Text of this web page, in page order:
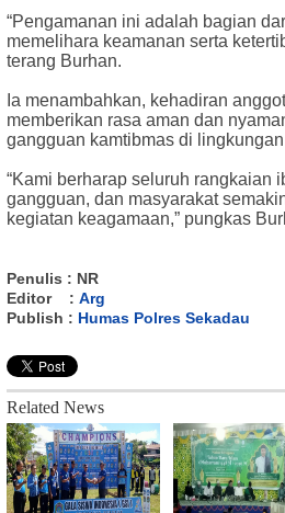
“Pengamanan ini adalah bagian
memelihara keamanan serta
terang Burhan.
Ia menambahkan, kehadiran
memberikan rasa aman dan
gangguan kamtibmas di
“Kami berharap seluruh rangkaian
gangguan, dan masyarakat
kegiatan keagamaan,” pungkas
Penulis : NR
Editor : Arg
Publish : Humas Polres Sekadau
Related News